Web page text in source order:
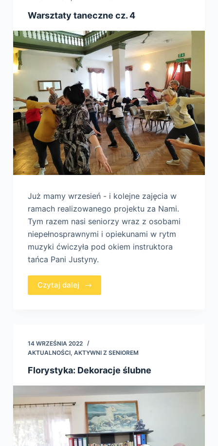
Warsztaty taneczne cz. 4
Już mamy wrzesień - i kolejne zajęcia w
ramach realizowanego projektu za Nami.
Tym razem nasi seniorzy wraz z osobami
niepełnosprawnymi i opiekunami w rytm
muzyki ćwiczyła pod okiem instruktora
tańca Pani Justyny.
Czytaj dalej
14 WRZEŚNIA 2022
AKTUALNOŚCI, AKTYWNI Z SENIOREM
Florystyka: Dekoracje ślubne